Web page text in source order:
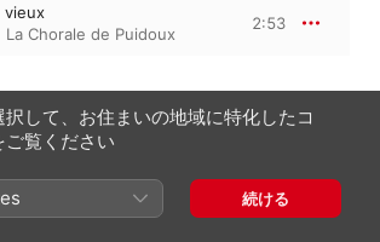
vieux
La Chorale de Puidoux
2:53
、André Krauer
して、お住まいの地域に特化したコ
ご覧ください
続ける